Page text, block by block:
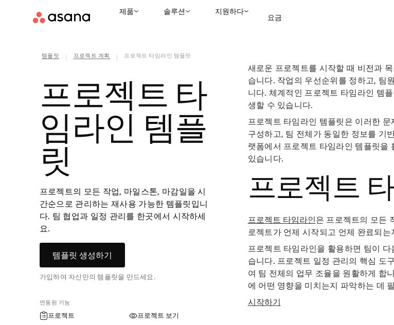
제품 솔루션 지원하다
요금
템플릿 프로젝트 계획 프로젝트 타임라인 템플릿
프로젝트 타
임라인 템플
릿
프로젝트의 모든 작업, 마일스톤, 마감일을 시
간순으로 관리하는 재사용 가능한 템플릿입니
다. 팀 협업과 일정 관리를 한곳에서 시작하세
요.
템플릿 생성하기
가입하여 자신만의 템플릿을 만드세요.
연동된 기능
프로젝트
프로젝트 보기
새로운 프로젝트를 시작할 때 비전과
습니다. 작업의 우선순위를 정하고, 팀
니다. 체계적인 프로젝트 타임라인 템
생할 수 있습니다.
프로젝트 타임라인 템플릿은 이러한
구성하고, 팀 전체가 동일한 정보를 기
랫폼에서 프로젝트 타임라인 템플릿을
있습니다.
프로젝트
프로젝트 타임라인은 프로젝트의 모든
로젝트가 언제 시작되고 언제 완료되
프로젝트 타임라인을 활용하면 팀이
습니다. 프로젝트 일정 관리의 핵심 도
여 팀 전체의 업무 조율을 원활하게 합
에 어떤 영향을 미치는지 파악하는 데
시작하기